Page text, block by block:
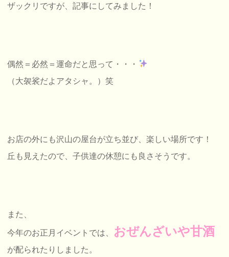
ザックリですが、記事にしてみました！
偶然＝必然＝運命だと思って・・・
（大袈裟だよアタシャ。）笑
お店の外にも沢山の屋台が立ち並び、楽しい場所です！
丘も見えたので、子供達の休憩にも良さそうです。
また、
今年のお正月イベントでは、 おぜんざいや甘酒
が配られたりしました。